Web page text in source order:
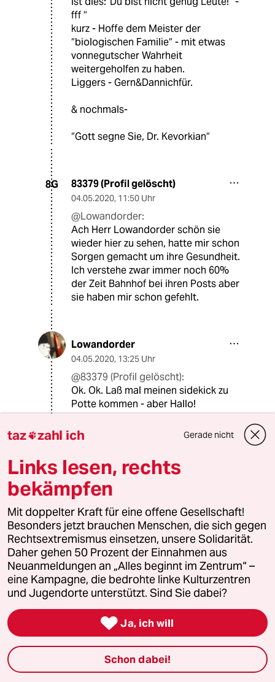
fff “
kurz - Hoffe dem Meister der
“biologischen Familie“ - mit etwas
vonnegutscher Wahrheit
weitergeholfen zu haben.
Liggers - Gern&Dannichfür.
& nochmals-
“Gott segne Sie, Dr. Kevorkian“
8G 83379 (Profil gelöscht)
04.05.2020, 11:50 Uhr
@Lowandorder:
Ach Herr Lowandorder schön sie
wieder hier zu sehen, hatte mir schon
Sorgen gemacht um ihre Gesundheit.
Ich verstehe zwar immer noch 60%
der Zeit Bahnhof bei ihren Posts aber
sie haben mir schon gefehlt.
Lowandorder
04.05.2020, 13:25 Uhr
@83379 (Profil gelöscht):
Ok. Ok. Laß mal meinen sidekick zu
Potte kommen - aber Hallo!
Bitte Mr. Mailtütenfrisch:
“ Moinmoin
"Der Bräutigam bekam eine ganze
Menge neuer Kumpels, denen er
dämliche Witze erzählen konnte."
Und Kneipen als Ersatz gibt`s ja auch
kaum noch... Zechensterben war
Kneipensterben. Glückauf! Aber inne
Kneipe dürfen wir ja zur Zeit auch
nicht. Coronakrise bringt die letzten
Kneipen in Not.“
kurz - Wahrheit ist machbar - Herr
Nachbar.
(ps 60 %?! - na da bin ich aber als
alter Kantleser glatt gebauchhegelt.
taz zahl ich Gerade nicht
Links lesen, rechts
bekämpfen
Mit doppelter Kraft für eine offene Gesellschaft!
Besonders jetzt brauchen Menschen, die sich gegen
Rechtsextremismus einsetzen, unsere Solidarität.
Daher gehen 50 Prozent der Einnahmen aus
Neuanmeldungen an „Alles beginnt im Zentrum“ –
eine Kampagne, die bedrohte linke Kulturzentren
und Jugendorte unterstützt. Sind Sie dabei?
 Ja, ich will
Schon dabei!